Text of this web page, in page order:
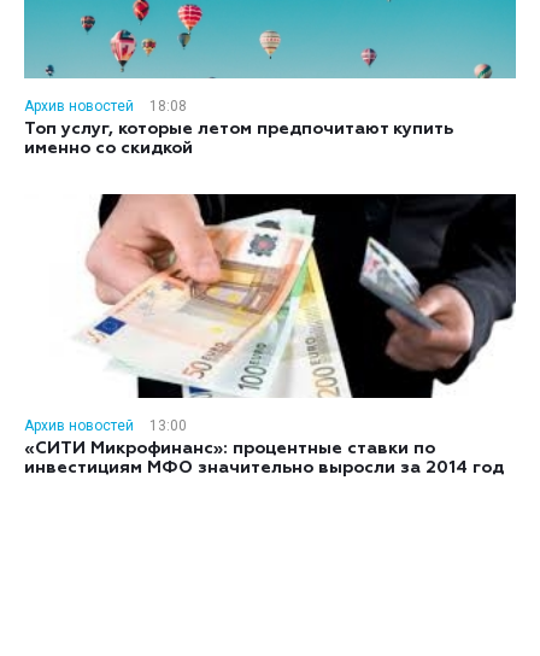
Архив новостей
18:08
Топ услуг, которые летом предпочитают купить
именно со скидкой
Архив новостей
13:00
«СИТИ Микрофинанс»: процентные ставки по
инвестициям МФО значительно выросли за 2014 год